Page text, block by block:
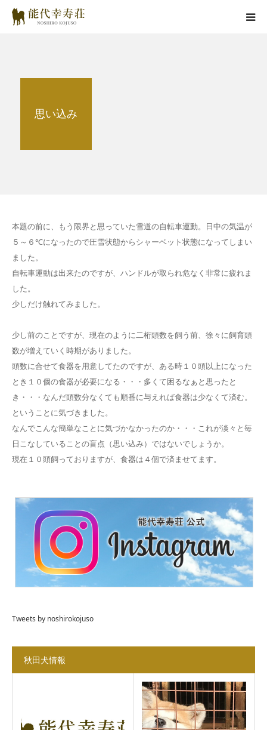
思い込み
本題の前に、もう限界と思っていた雪道の自転車運動。日中の気温が
５～６℃になったので圧雪状態からシャーベット状態になってしまい
ました。
自転車運動は出来たのですが、ハンドルが取られ危なく非常に疲れま
した。
少しだけ触れてみました。
少し前のことですが、現在のように二桁頭数を飼う前、徐々に飼育頭
数が増えていく時期がありました。
頭数に合せて食器を用意してたのですが、ある時１０頭以上になった
とき１０個の食器が必要になる・・・多くて困るなぁと思ったと
き・・・なんだ頭数分なくても順番に与えれば食器は少なくて済む。
ということに気づきました。
なんでこんな簡単なことに気づかなかったのか・・・これが淡々と毎
日こなしていることの盲点（思い込み）ではないでしょうか。
現在１０頭飼っておりますが、食器は４個で済ませてます。
Tweets by noshirokojuso
秋田犬情報
在舎犬情報
里親情報
お役立ちコラム